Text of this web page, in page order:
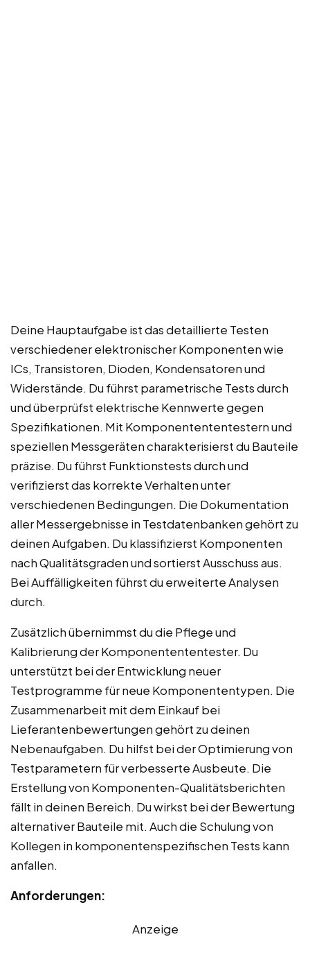
Deine Hauptaufgabe ist das detaillierte Testen
verschiedener elektronischer Komponenten wie
ICs, Transistoren, Dioden, Kondensatoren und
Widerstände. Du führst parametrische Tests durch
und überprüfst elektrische Kennwerte gegen
Spezifikationen. Mit Komponentententestern und
speziellen Messgeräten charakterisierst du Bauteile
präzise. Du führst Funktionstests durch und
verifizierst das korrekte Verhalten unter
verschiedenen Bedingungen. Die Dokumentation
aller Messergebnisse in Testdatenbanken gehört zu
deinen Aufgaben. Du klassifizierst Komponenten
nach Qualitätsgraden und sortierst Ausschuss aus.
Bei Auffälligkeiten führst du erweiterte Analysen
durch.
Zusätzlich übernimmst du die Pflege und
Kalibrierung der Komponentententester. Du
unterstützt bei der Entwicklung neuer
Testprogramme für neue Komponententypen. Die
Zusammenarbeit mit dem Einkauf bei
Lieferantenbewertungen gehört zu deinen
Nebenaufgaben. Du hilfst bei der Optimierung von
Testparametern für verbesserte Ausbeute. Die
Erstellung von Komponenten-Qualitätsberichten
fällt in deinen Bereich. Du wirkst bei der Bewertung
alternativer Bauteile mit. Auch die Schulung von
Kollegen in komponentenspezifischen Tests kann
anfallen.
Anforderungen:
Anzeige